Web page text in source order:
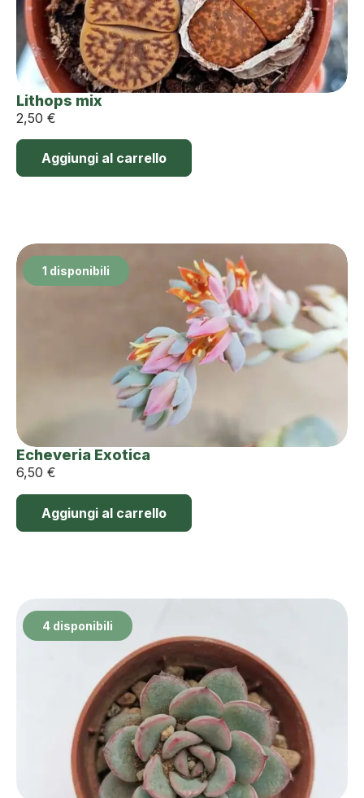
Lithops mix
2,50 €
Aggiungi al carrello
1 disponibili
Echeveria Exotica
6,50 €
Aggiungi al carrello
4 disponibili